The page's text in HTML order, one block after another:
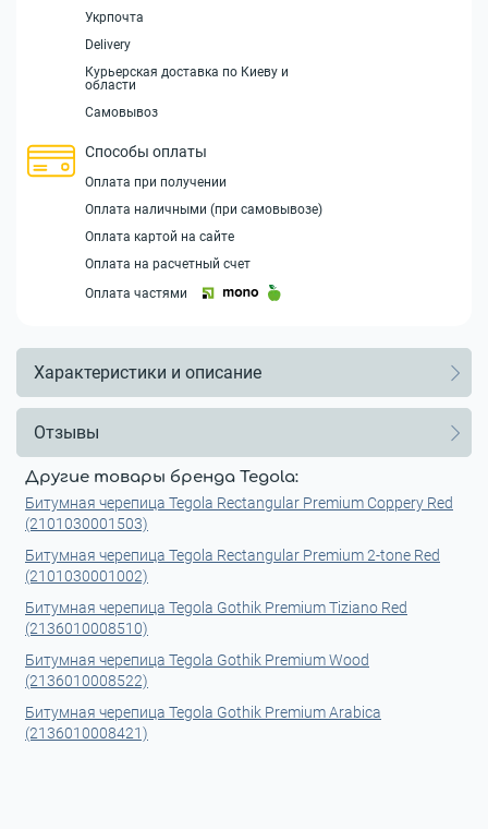
Укрпочта
Delivery
Курьерская доставка по Киеву и
области
Самовывоз
Способы оплаты
Оплата при получении
Оплата наличными (при самовывозе)
Оплата картой на сайте
Оплата на расчетный счет
Оплата частями
Характеристики и описание
Отзывы
Другие товары бренда Tegola:
Битумная черепица Tegola Rectangular Premium Coppery Red
(2101030001503)
Битумная черепица Tegola Rectangular Premium 2-tone Red
(2101030001002)
Битумная черепица Tegola Gothik Premium Tiziano Red
(2136010008510)
Битумная черепица Tegola Gothik Premium Wood
(2136010008522)
Битумная черепица Tegola Gothik Premium Arabica
(2136010008421)